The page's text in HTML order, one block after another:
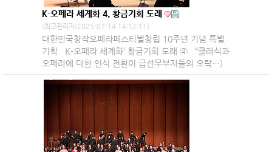
K-오페라 세계화 4. 황금기회 도래
(최고관리자/2025-07-14 14:12:11)
대한민국창작오페라페스티벌창립 10주년 기념 특별
기획 K-오페라 세계화‘ 황금기회 도래 ④ “클래식과
오페라에 대한 인식 전환이 급선무부자들의 오락…)